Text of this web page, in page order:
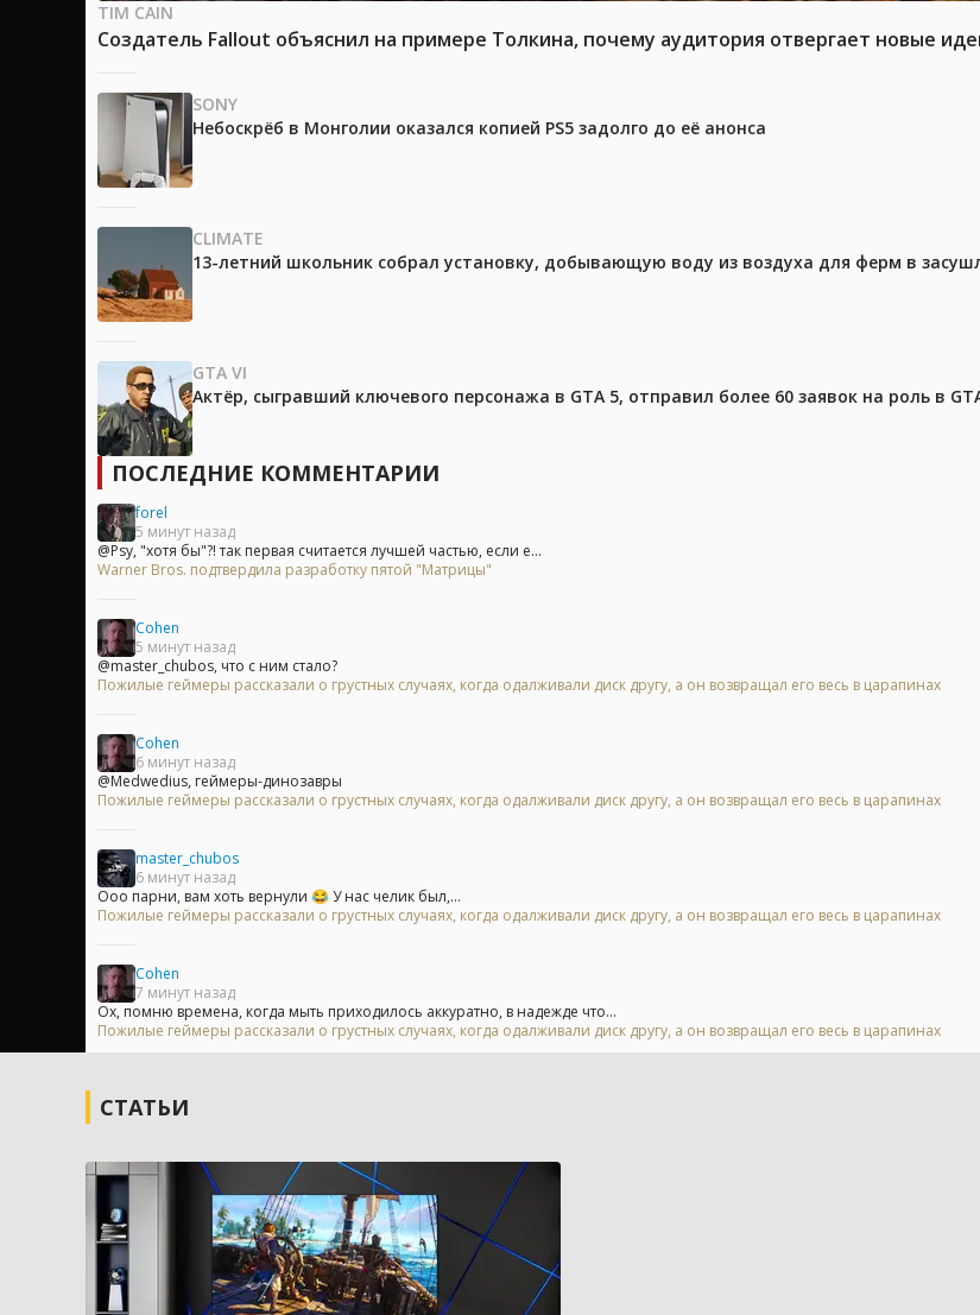
TIM CAIN
Создатель Fallout объяснил на примере Толкина, почему аудитория отвергает новые
SONY
Небоскрёб в Монголии оказался копией PS5 задолго до её анонса
CLIMATE
13-летний школьник собрал установку, добывающую воду из воздуха для ферм в
GTA VI
Актёр, сыгравший ключевого персонажа в GTA 5, отправил более 60 заявок на роль в
ПОСЛЕДНИЕ КОММЕНТАРИИ
forel
5 минут назад
@Psy, "хотя бы"?! так первая считается лучшей частью, если е...
Warner Bros. подтвердила разработку пятой "Матрицы"
Cohen
5 минут назад
@master_chubos, что с ним стало?
Пожилые геймеры рассказали о грустных случаях, когда одалживали диск другу, а он возвращал его весь в царапинах
Cohen
6 минут назад
@Medwedius, геймеры-динозавры
Пожилые геймеры рассказали о грустных случаях, когда одалживали диск другу, а он возвращал его весь в царапинах
master_chubos
6 минут назад
Ооо парни, вам хоть вернули 😂 У нас челик был,...
Пожилые геймеры рассказали о грустных случаях, когда одалживали диск другу, а он возвращал его весь в царапинах
Cohen
7 минут назад
Ох, помню времена, когда мыть приходилось аккуратно, в надежде что...
Пожилые геймеры рассказали о грустных случаях, когда одалживали диск другу, а он возвращал его весь в царапинах
СТАТЬИ